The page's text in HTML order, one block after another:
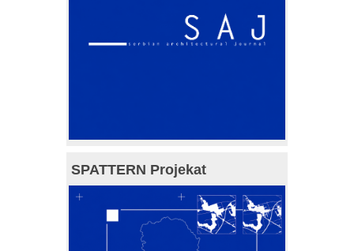
SPATTERN Projekat